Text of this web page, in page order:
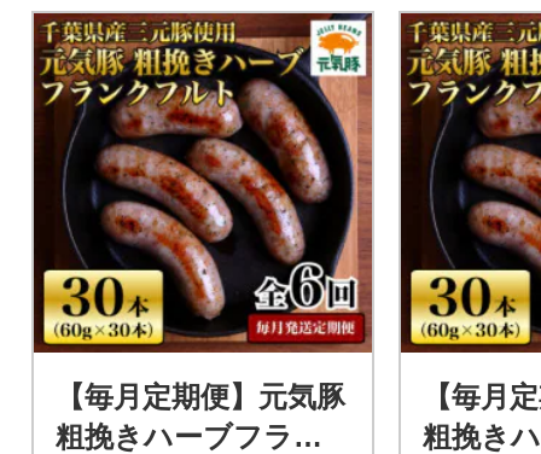
【毎月定期便】元気豚
粗挽きハーブフラン
【毎月
粗挽き